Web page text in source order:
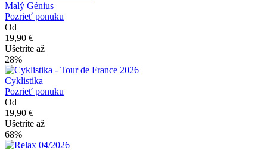
Malý Génius
Pozrieť ponuku
Od
19,90 €
Ušetríte až
28%
Cyklistika
Pozrieť ponuku
Od
19,90 €
Ušetríte až
68%